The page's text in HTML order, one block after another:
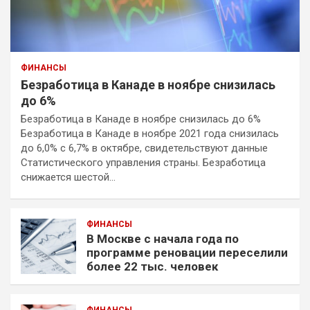
ФИНАНСЫ
Безработица в Канаде в ноябре снизилась
до 6%
Безработица в Канаде в ноябре снизилась до 6%
Безработица в Канаде в ноябре 2021 года снизилась
до 6,0% с 6,7% в октябре, свидетельствуют данные
Статистического управления страны. Безработица
снижается шестой…
ФИНАНСЫ
В Москве с начала года по
программе реновации переселили
более 22 тыс. человек